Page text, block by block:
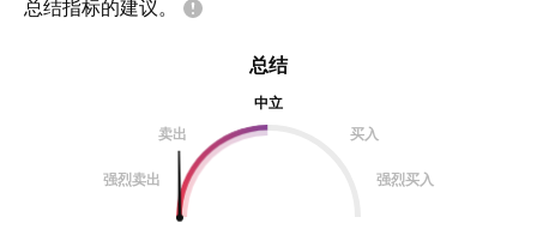
总结指标的建议。
总结
中立
卖出
买入
强烈卖出 强烈买入